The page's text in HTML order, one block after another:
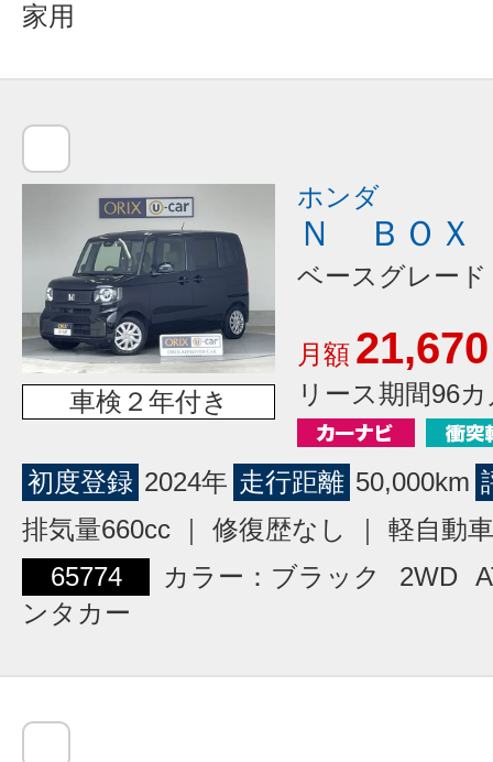
家用
車検２年付き
ホンダ
Ｎ ＢＯＸ
ベースグレード
月額 21,670
リース期間96
初度登録 2024年 走行距離 50,000km
排気量660cc ｜ 修復歴なし ｜ 軽自動車
65774
カラー：ブラック 2WD
ンタカー